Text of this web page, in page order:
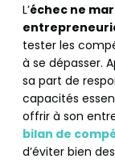
L’échec ne
tester les
à se dépasser.
sa part de
capacités
offrir à son
bilan de
d’éviter bien